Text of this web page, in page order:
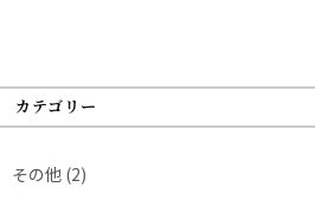
カテゴリー
その他 (2)